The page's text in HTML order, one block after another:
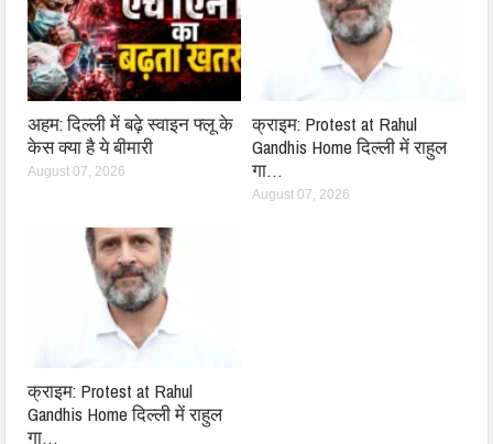
अहम: दिल्ली में बढ़े स्वाइन फ्लू के
केस क्या है ये बीमारी
August 07, 2026
क्राइम: Protest at Rahul
Gandhis Home दिल्ली में राहुल
गा…
August 07, 2026
क्राइम: Protest at Rahul
Gandhis Home दिल्ली में राहुल
गा…